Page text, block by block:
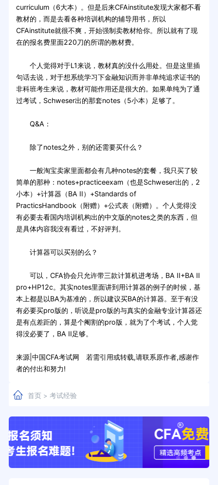
curriculum（6大本）。但是后来CFAinstitute发现大家都不看
教材的，而是去看各种培训机构的辅导用书，所以
CFAinstitute就很不爽，开始强制卖教材给你。所以就有了现
在的报名费里面220刀的所谓的教材费。
个人觉得对于L1来说，教材真的没什么用处。但是这里插
句话去说，对于想系统学习下金融知识而并非单纯追求证书的
非科班考生来说，教材可能作用还是很大的。如果单纯为了通
过考试，Schweser出的那套notes（5小本）足够了。
Q&A：
除了notes之外，别的还需要买什么？
一般淘宝卖家里面都会有几种notes的套餐，我只买了较
简单的那种：notes+practiceexam（也是Schweser出的，2
小本）+计算器（BA II）+Standards of
PracticsHandbook（附赠）+公式表（附赠）。个人觉得没
有必要去看国内培训机构出的中文版的notes之类的东西，但
是具体内容我没有看过，不好评判。
计算器可以买别的么？
可以，CFA协会只允许带三款计算机进考场，BA II+BA II
pro+HP12c。其实notes里面讲到用计算器的例子的时候，基
本上都是以BA为基准的，所以建议买BA的计算器。至于有没
有必要买pro版的，听说是pro版的与真实的金融专业计算器还
是有点差距的，算是个阉割的pro版，就为了个考试，个人觉
得没必要了，BA II足够。
来源|中国CFA考试网 若需引用或转载,请联系原作者,感谢作
者的付出和努力!
首页> 考试经验